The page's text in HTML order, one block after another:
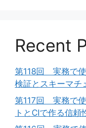
Recent
第118回 実務で
検証とスキーマチ
第117回 実務で
トとCIで作る信